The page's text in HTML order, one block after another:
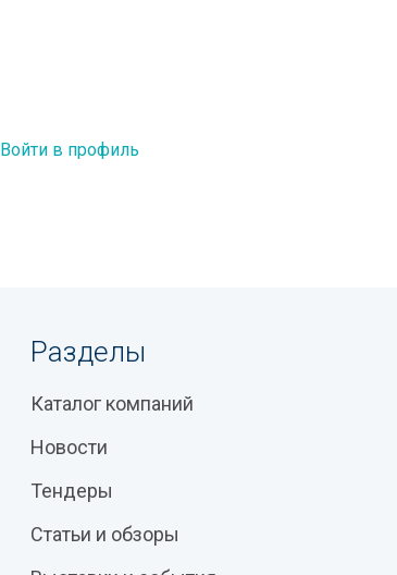
Войти в профиль
Разделы
Каталог компаний
Новости
Тендеры
Статьи и обзоры